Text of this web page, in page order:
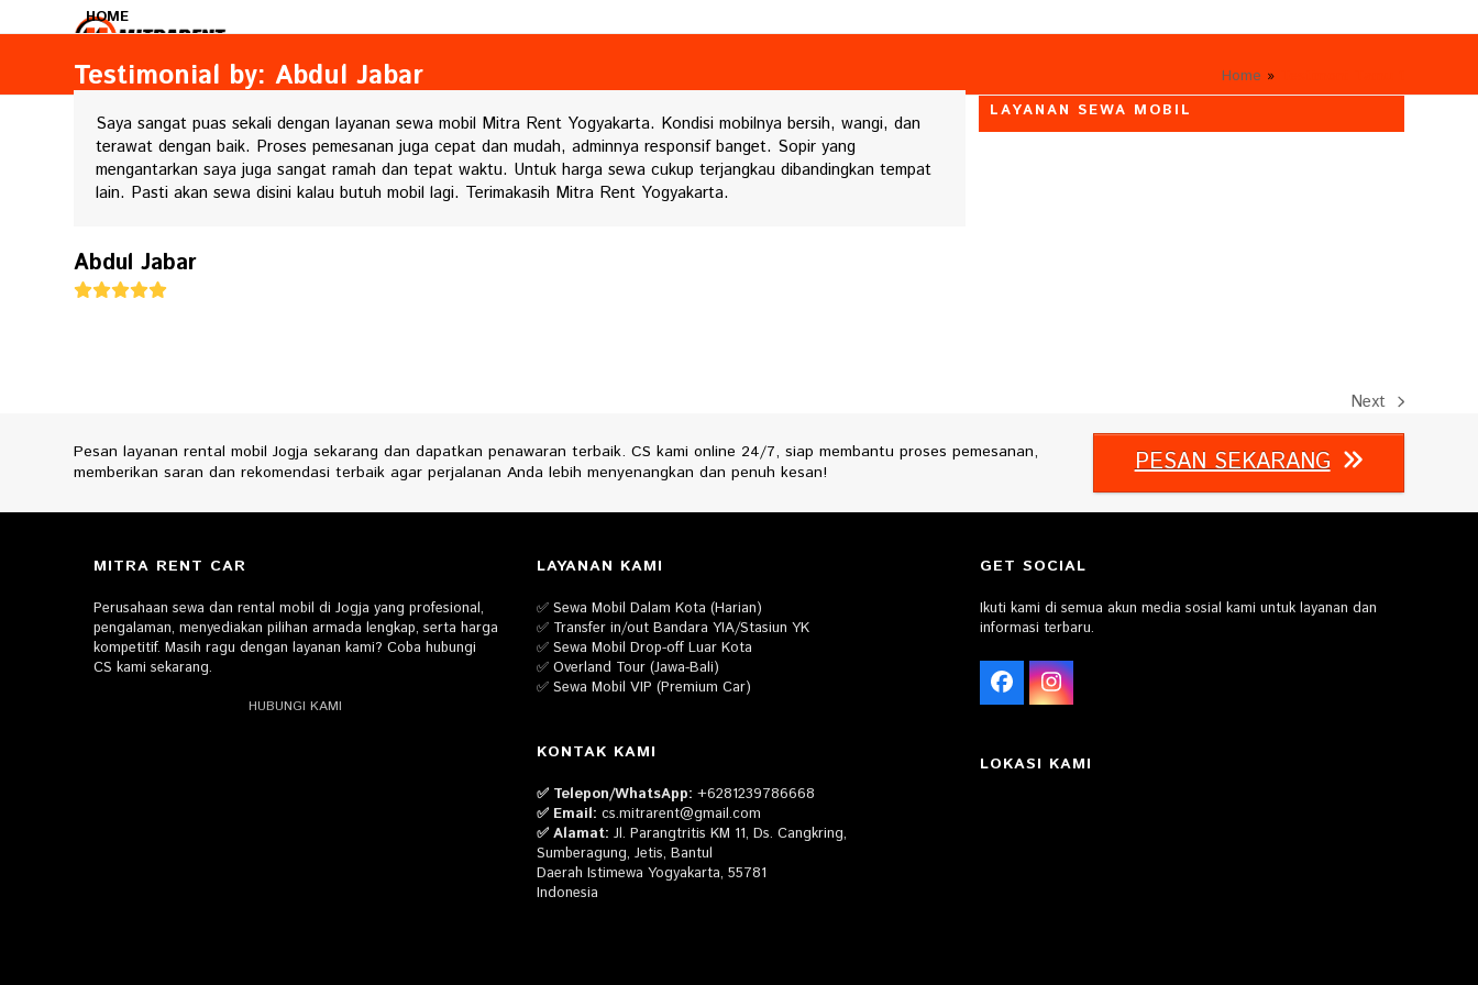
to
HOME
Testimonial by: Abdul Jabar Home »
Saya sangat puas sekali dengan layanan sewa mobil Mitra Rent Yogyakarta. Kondisi mobilnya bersih, wangi, dan
terawat dengan baik. Proses pemesanan juga cepat dan mudah, adminnya responsif banget. Sopir yang
mengantarkan saya juga sangat ramah dan tepat waktu. Untuk harga sewa cukup terjangkau dibandingkan tempat
lain. Pasti akan sewa disini kalau butuh mobil lagi. Terimakasih Mitra Rent Yogyakarta.
Abdul Jabar
Rating:
LAYANAN SEWA MOBIL
next
post:
Next
Pesan layanan rental mobil Jogja sekarang dan dapatkan penawaran terbaik. CS kami online 24/7, siap membantu proses pemesanan,
memberikan saran dan rekomendasi terbaik agar perjalanan Anda lebih menyenangkan dan penuh kesan!
PESAN SEKARANG
MITRA RENT CAR
Perusahaan sewa dan rental mobil di Jogja yang profesional,
pengalaman, menyediakan pilihan armada lengkap, serta harga
kompetitif. Masih ragu dengan layanan kami? Coba hubungi
CS kami sekarang.
HUBUNGI KAMI
LAYANAN KAMI
✅ Sewa Mobil Dalam Kota (Harian)
✅ Transfer in/out Bandara YIA/Stasiun YK
✅ Sewa Mobil Drop-off Luar Kota
✅ Overland Tour (Jawa-Bali)
✅ Sewa Mobil VIP (Premium Car)
KONTAK KAMI
✅ Telepon/WhatsApp: +6281239786668
✅ Email: cs.mitrarent@gmail.com
✅ Alamat: Jl. Parangtritis KM 11, Ds. Cangkring,
Sumberagung, Jetis, Bantul
Daerah Istimewa Yogyakarta, 55781
Indonesia
GET SOCIAL
Ikuti kami di semua akun media sosial kami untuk layanan dan
informasi terbaru.
FacebookInstagram
LOKASI KAMI